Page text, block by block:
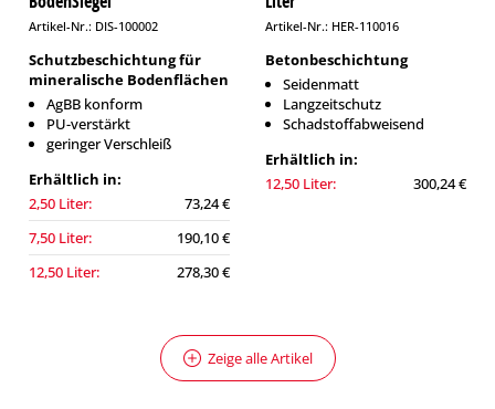
Artikel-Nr.: DIS-100002
Schutzbeschichtung für
mineralische Bodenflächen
AgBB konform
PU-verstärkt
geringer Verschleiß
Erhältlich in:
2,50 Liter:
73,24 €
7,50 Liter:
190,10 €
12,50 Liter:
278,30 €
Artikel-Nr.: HER-110016
Betonbeschichtung
Seidenmatt
Langzeitschutz
Schadstoffabweisend
Erhältlich in:
12,50 Liter:
300,24 €
Zeige alle Artikel